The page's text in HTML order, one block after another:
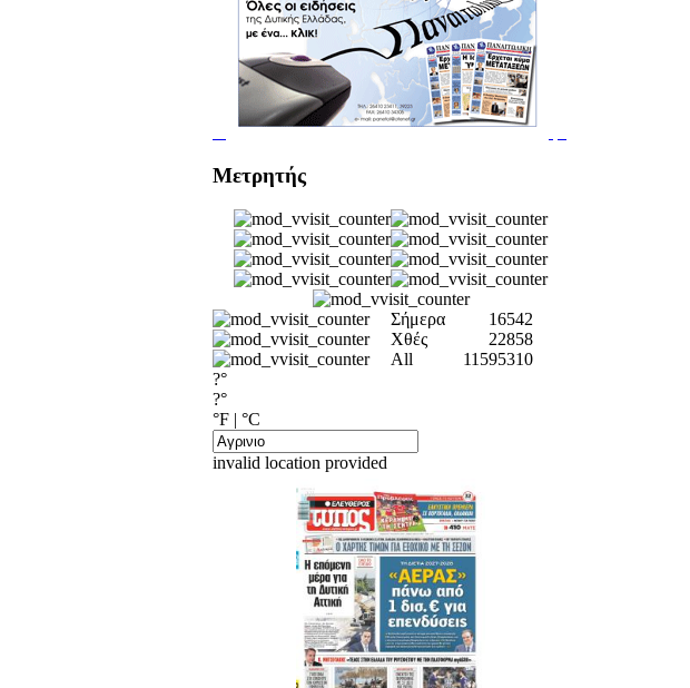
Μετρητής
Σήμερα
16542
Χθές
22858
All
11595310
?°
?°
°F | °C
invalid location provided